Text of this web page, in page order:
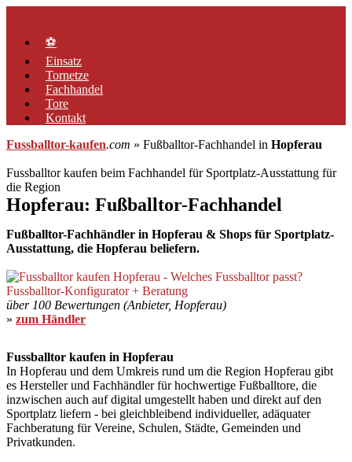
springen⚽
Einsatz
Tornetze
Fachhandel
Tore
Kontakt
Fussballtor-kaufen.com » Fußballtor-Fachhandel in Hopferau
Fussballtor kaufen beim Fachhandel für Sportplatz-Ausstattung für
die Region
Hopferau: Fußballtor-Fachhandel
Fußballtor-Fachhändler in Hopferau & Shops für Sportplatz-
Ausstattung, die Hopferau beliefern.
über 100 Bewertungen (Anbieter, Hopferau)
» zum Händler
Fussballtor kaufen in Hopferau
In Hopferau und dem Umkreis rund um die Region Hopferau gibt
es Hersteller und Fachhändler für hochwertige Fußballtore, die
inzwischen auch auf digital umgestellt haben und direkt auf den
Sportplatz liefern - bei gleichbleibend individueller, adäquater
Fachberatung für Vereine, Schulen, Städte, Gemeinden und
Privatkunden.